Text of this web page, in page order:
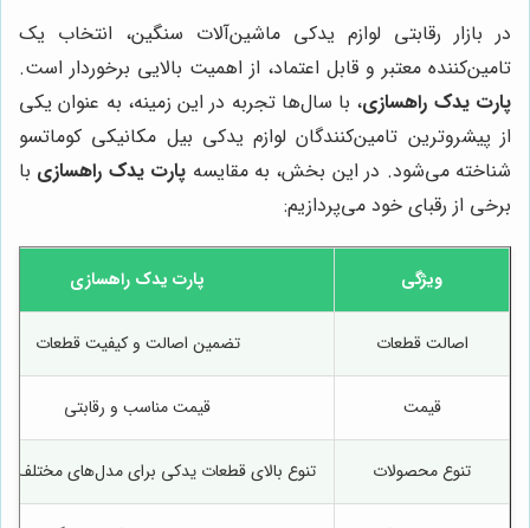
در بازار رقابتی لوازم یدکی ماشین‌آلات سنگین، انتخاب یک
تامین‌کننده معتبر و قابل اعتماد، از اهمیت بالایی برخوردار است.
پارت یدک راهسازی، با سال‌ها تجربه در این زمینه، به عنوان یکی
از پیشروترین تامین‌کنندگان لوازم یدکی بیل مکانیکی کوماتسو
شناخته می‌شود. در این بخش، به مقایسه پارت یدک راهسازی با
برخی از رقبای خود می‌پردازیم:
ویژگی پارت یدک راهسازی
اصالت قطعات تضمین اصالت و کیفیت قطعات
قیمت قیمت مناسب و رقابتی
تنوع محصولات تنوع بالای قطعات یدکی برای مدل‌های مختلف